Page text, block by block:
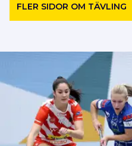
FLER SIDOR OM TÄVLING